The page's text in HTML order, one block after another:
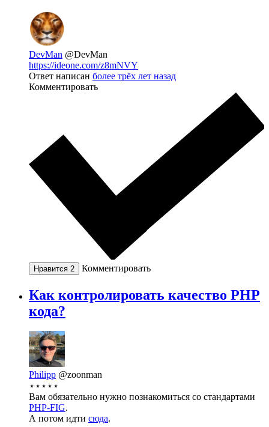
DevMan @DevMan
https://ideone.com/z8mNVY
Ответ написан более трёх лет назад
Комментировать
Нравится 2 Комментировать
Как контролировать качество PHP
кода?
Philipp @zoonman
⋆⋆⋆⋆⋆
Вам обязательно нужно познакомиться со стандартами
PHP-FIG.
А потом идти сюда.